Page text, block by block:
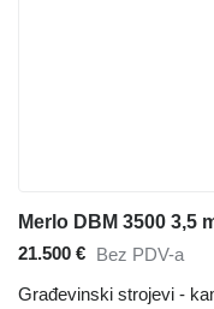
Merlo DBM 3500 3,5
21.500 € Bez PDV-a
Građevinski strojevi -